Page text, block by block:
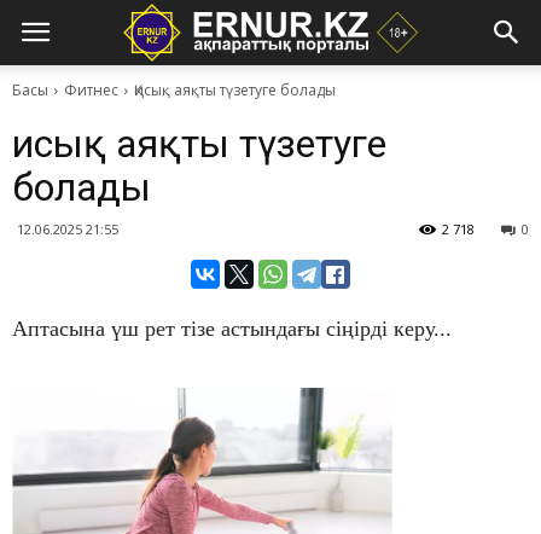
Басы Фитнес Қисық аяқты түзетуге болады
Қисық аяқты түзетуге
болады
12.06.2025 21:55 0
2 718
Аптасына үш рет тізе астындағы сіңірді керу...